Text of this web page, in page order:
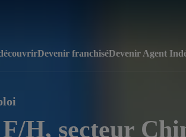
Devenir franchiséDevenir Agent
H, secteur